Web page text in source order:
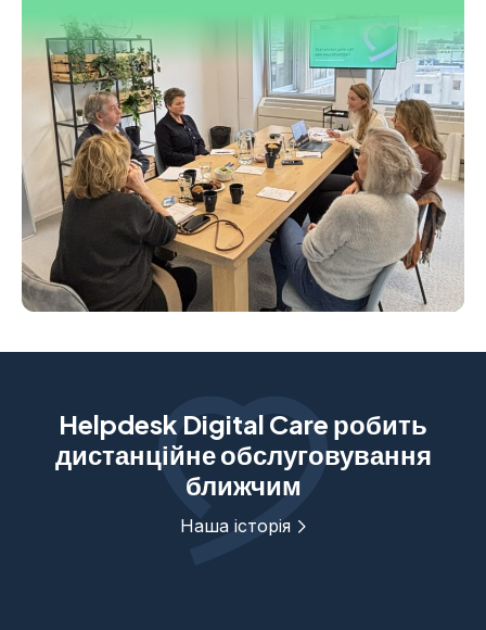
Helpdesk Digital Care робить
дистанційне обслуговування
ближчим
Наша історія